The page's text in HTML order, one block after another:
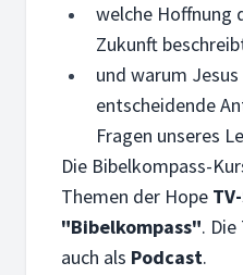
welche Hoffnung
Zukunft
und warum
entscheidende
Fragen unseres
Die Bibelkompass-
Themen der Hope
"Bibelkompass".
auch als Podcast.